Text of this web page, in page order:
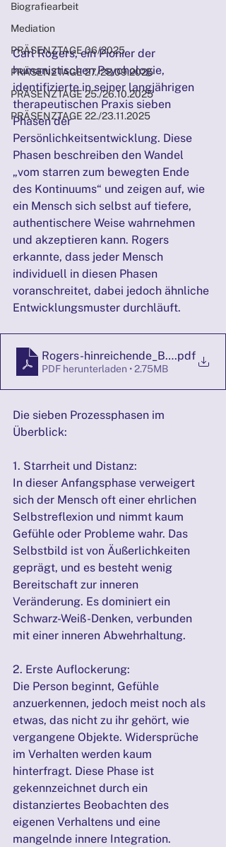
Biografiearbeit
Mediation
PRÄSENZTAGE 06/2025
PRÄSENZTAGE 27./28.09.2025
PRÄSENZTAGE 25./26.10.2025
PRÄSENZTAGE 22./23.11.2025
Carl Rogers, ein Pionier der
humanistischen Psychologie,
identifizierte in seiner langjährigen
therapeutischen Praxis sieben
Phasen der
Persönlichkeitsentwicklung. Diese
Phasen beschreiben den Wandel
„vom starren zum bewegten Ende
des Kontinuums“ und zeigen auf, wie
ein Mensch sich selbst auf tiefere,
authentischere Weise wahrnehmen
und akzeptieren kann. Rogers
erkannte, dass jeder Mensch
individuell in diesen Phasen
voranschreitet, dabei jedoch ähnliche
Entwicklungsmuster durchläuft.
Rogers-hinreichende_Bedingungen
.pdf
PDF herunterladen • 2.75MB
Die sieben Prozessphasen im
Überblick:
1. Starrheit und Distanz:
In dieser Anfangsphase verweigert
sich der Mensch oft einer ehrlichen
Selbstreflexion und nimmt kaum
Gefühle oder Probleme wahr. Das
Selbstbild ist von Äußerlichkeiten
geprägt, und es besteht wenig
Bereitschaft zur inneren
Veränderung. Es dominiert ein
Schwarz-Weiß-Denken, verbunden
mit einer inneren Abwehrhaltung.
2. Erste Auflockerung:
Die Person beginnt, Gefühle
anzuerkennen, jedoch meist noch als
etwas, das nicht zu ihr gehört, wie
vergangene Objekte. Widersprüche
im Verhalten werden kaum
hinterfragt. Diese Phase ist
gekennzeichnet durch ein
distanziertes Beobachten des
eigenen Verhaltens und eine
mangelnde innere Integration.